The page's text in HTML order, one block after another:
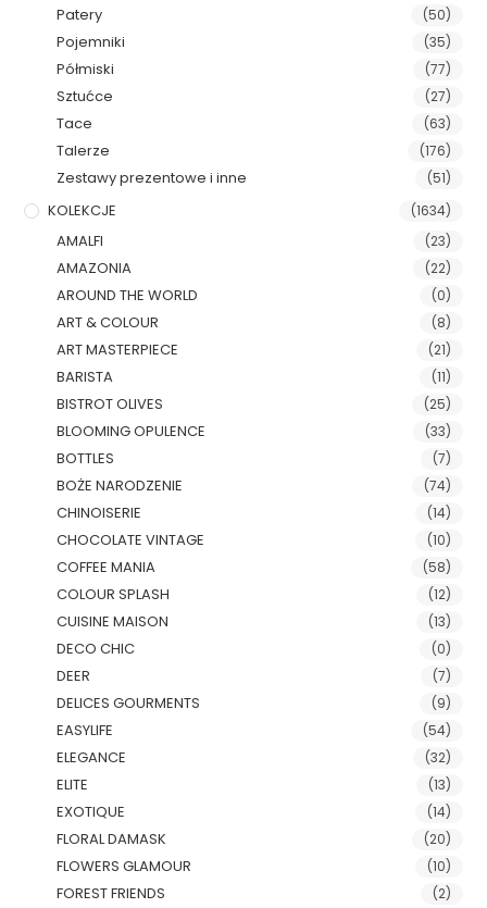
Patery (50)
Pojemniki (35)
Półmiski (77)
Sztućce (27)
Tace (63)
Talerze (176)
Zestawy prezentowe i inne (51)
KOLEKCJE (1634)
AMALFI (23)
AMAZONIA (22)
AROUND THE WORLD (0)
ART & COLOUR (8)
ART MASTERPIECE (21)
BARISTA (11)
BISTROT OLIVES (25)
BLOOMING OPULENCE (33)
BOTTLES (7)
BOŻE NARODZENIE (74)
CHINOISERIE (14)
CHOCOLATE VINTAGE (10)
COFFEE MANIA (58)
COLOUR SPLASH (12)
CUISINE MAISON (13)
DECO CHIC (0)
DEER (7)
DELICES GOURMENTS (9)
EASYLIFE (54)
ELEGANCE (32)
ELITE (13)
EXOTIQUE (14)
FLORAL DAMASK (20)
FLOWERS GLAMOUR (10)
FOREST FRIENDS (2)